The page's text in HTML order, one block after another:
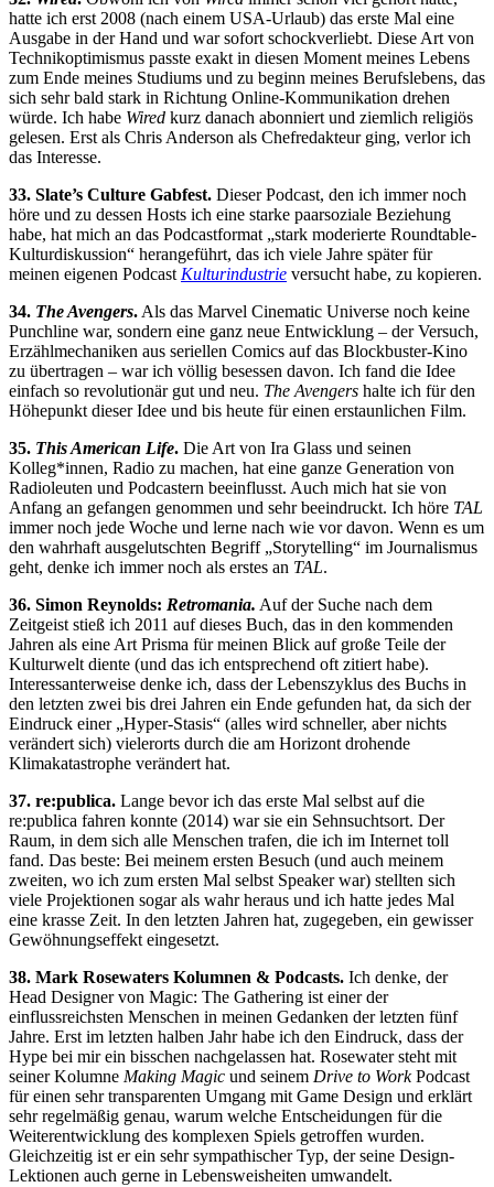
hatte ich erst 2008 (nach einem USA-Urlaub) das erste Mal eine
Ausgabe in der Hand und war sofort schockverliebt. Diese Art von
Technikoptimismus passte exakt in diesen Moment meines Lebens
zum Ende meines Studiums und zu beginn meines Berufslebens, das
sich sehr bald stark in Richtung Online-Kommunikation drehen
würde. Ich habe Wired kurz danach abonniert und ziemlich religiös
gelesen. Erst als Chris Anderson als Chefredakteur ging, verlor ich
das Interesse.
33. Slate’s Culture Gabfest. Dieser Podcast, den ich immer noch
höre und zu dessen Hosts ich eine starke paarsoziale Beziehung
habe, hat mich an das Podcastformat „stark moderierte Roundtable-
Kulturdiskussion“ herangeführt, das ich viele Jahre später für
meinen eigenen PodcastKulturindustrie versucht habe, zu kopieren.
34. The Avengers.Als das Marvel Cinematic Universe noch keine
Punchline war, sondern eine ganz neue Entwicklung – der Versuch,
Erzählmechaniken aus seriellen Comics auf das Blockbuster-Kino
zu übertragen – war ich völlig besessen davon. Ich fand die Idee
einfach so revolutionär gut und neu. The Avengers halte ich für den
Höhepunkt dieser Idee und bis heute für einen erstaunlichen Film.
35. This American Life. Die Art von Ira Glass und seinen
Kolleg*innen, Radio zu machen, hat eine ganze Generation von
Radioleuten und Podcastern beeinflusst. Auch mich hat sie von
Anfang an gefangen genommen und sehr beeindruckt. Ich höre TAL
immer noch jede Woche und lerne nach wie vor davon. Wenn es um
den wahrhaft ausgelutschten Begriff „Storytelling“ im Journalismus
geht, denke ich immer noch als erstes an TAL.
36. Simon Reynolds: Retromania. Auf der Suche nach dem
Zeitgeist stieß ich 2011 auf dieses Buch, das in den kommenden
Jahren als eine Art Prisma für meinen Blick auf große Teile der
Kulturwelt diente (und das ich entsprechend oft zitiert habe).
Interessanterweise denke ich, dass der Lebenszyklus des Buchs in
den letzten zwei bis drei Jahren ein Ende gefunden hat, da sich der
Eindruck einer „Hyper-Stasis“ (alles wird schneller, aber nichts
verändert sich) vielerorts durch die am Horizont drohende
Klimakatastrophe verändert hat.
37. re:publica. Lange bevor ich das erste Mal selbst auf die
re:publica fahren konnte (2014) war sie ein Sehnsuchtsort. Der
Raum, in dem sich alle Menschen trafen, die ich im Internet toll
fand. Das beste: Bei meinem ersten Besuch (und auch meinem
zweiten, wo ich zum ersten Mal selbst Speaker war) stellten sich
viele Projektionen sogar als wahr heraus und ich hatte jedes Mal
eine krasse Zeit. In den letzten Jahren hat, zugegeben, ein gewisser
Gewöhnungseffekt eingesetzt.
38. Mark Rosewaters Kolumnen & Podcasts. Ich denke, der
Head Designer von Magic: The Gathering ist einer der
einflussreichsten Menschen in meinen Gedanken der letzten fünf
Jahre. Erst im letzten halben Jahr habe ich den Eindruck, dass der
Hype bei mir ein bisschen nachgelassen hat. Rosewater steht mit
seiner Kolumne Making Magic und seinem Drive to WorkPodcast
für einen sehr transparenten Umgang mit Game Design und erklärt
sehr regelmäßig genau, warum welche Entscheidungen für die
Weiterentwicklung des komplexen Spiels getroffen wurden.
Gleichzeitig ist er ein sehr sympathischer Typ, der seine Design-
Lektionen auch gerne in Lebensweisheiten umwandelt.